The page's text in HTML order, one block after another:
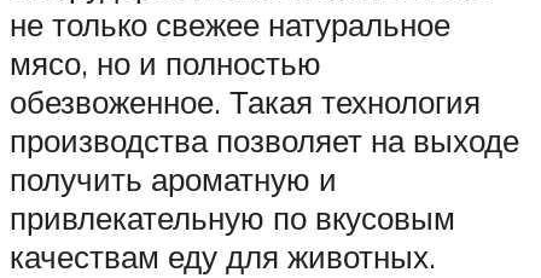
не только свежее натуральное
мясо, но и полностью
обезвоженное. Такая технология
производства позволяет на выходе
получить ароматную и
привлекательную по вкусовым
качествам еду для животных.